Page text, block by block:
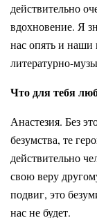
действительно
вдохновение. Я
нас опять и наши
литературно-
Что для тебя
Анастезия. Без
безумства, те
действительно
свою веру
подвиг, это
нас не будет.